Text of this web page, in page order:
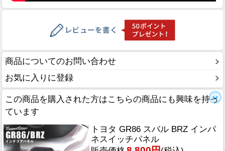
商品についてのお問い合わせ
お気に入りに登録
この商品を購入された方はこちらの商品にも興味を持っ
ています
トヨタ GR86 スバル BRZ インパ
ネスイッチパネル